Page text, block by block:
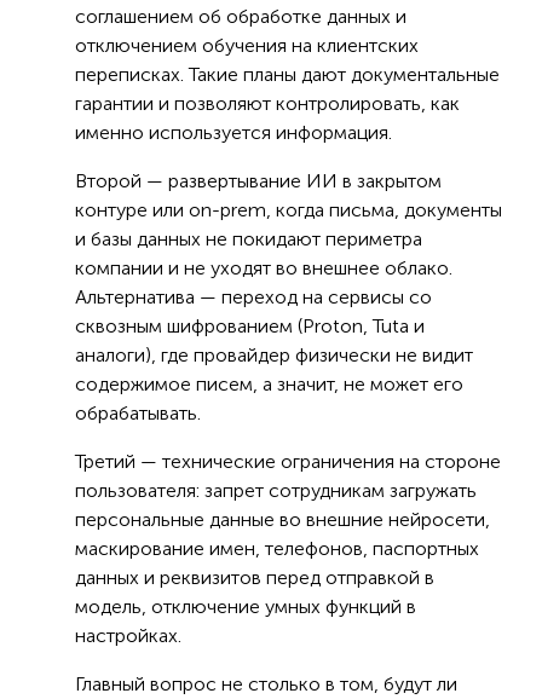
соглашением об обработке данных и
отключением обучения на клиентских
переписках. Такие планы дают документальные
гарантии и позволяют контролировать, как
именно используется информация.
Второй — развертывание ИИ в закрытом
контуре или on-prem, когда письма, документы
и базы данных не покидают периметра
компании и не уходят во внешнее облако.
Альтернатива — переход на сервисы со
сквозным шифрованием (Proton, Tuta и
аналоги), где провайдер физически не видит
содержимое писем, а значит, не может его
обрабатывать.
Третий — технические ограничения на стороне
пользователя: запрет сотрудникам загружать
персональные данные во внешние нейросети,
маскирование имен, телефонов, паспортных
данных и реквизитов перед отправкой в
модель, отключение умных функций в
настройках.
Главный вопрос не столько в том, будут ли